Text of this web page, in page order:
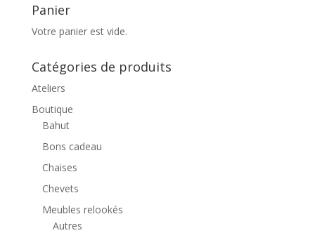
Panier
Votre panier est vide.
Catégories de produits
Ateliers
Boutique
Bahut
Bons cadeau
Chaises
Chevets
Meubles relookés
Autres